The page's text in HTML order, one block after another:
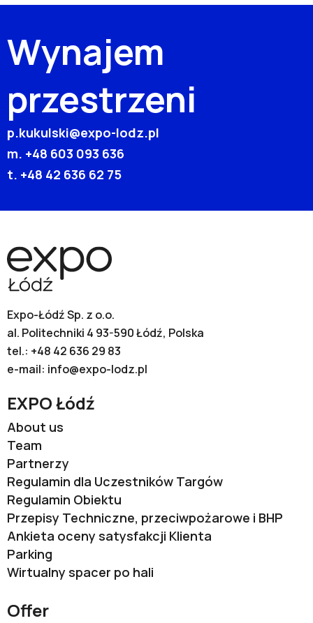
Wynajem
przestrzeni
p.kukulski@expo-lodz.pl
m. +48 603 093 636
t. +48 42 636 62 75
Expo-Łódź Sp. z o.o.
al. Politechniki 4 93-590 Łódź, Polska
tel.: +48 42 636 29 83
e-mail: info@expo-lodz.pl
EXPO Łódź
About us
Team
Partnerzy
Regulamin dla Uczestników Targów
Regulamin Obiektu
Przepisy Techniczne, przeciwpożarowe i BHP
Ankieta oceny satysfakcji Klienta
Parking
Wirtualny spacer po hali
Offer